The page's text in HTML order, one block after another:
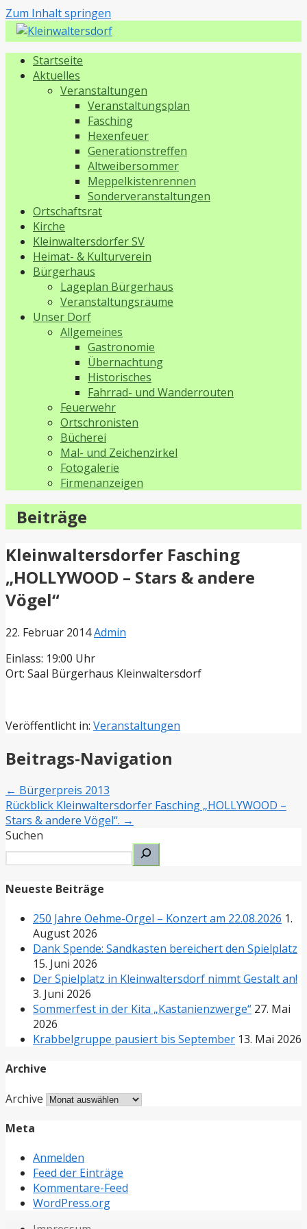
Zum Inhalt springen
Kleinwaltersdorf
Startseite
Aktuelles
Veranstaltungen
Veranstaltungsplan
Fasching
Hexenfeuer
Generationstreffen
Altweibersommer
Meppelkistenrennen
Sonderveranstaltungen
Ortschaftsrat
Kirche
Kleinwaltersdorfer SV
Heimat- & Kulturverein
Bürgerhaus
Lageplan Bürgerhaus
Veranstaltungsräume
Unser Dorf
Allgemeines
Gastronomie
Übernachtung
Historisches
Fahrrad- und Wanderrouten
Feuerwehr
Ortschronisten
Bücherei
Mal- und Zeichenzirkel
Fotogalerie
Firmenanzeigen
Beiträge
Kleinwaltersdorfer Fasching
„HOLLYWOOD – Stars & andere
Vögel“
22. Februar 2014Admin
Einlass: 19:00 Uhr
Ort: Saal Bürgerhaus Kleinwaltersdorf
Veröffentlicht in: Veranstaltungen
Beitrags-Navigation
← Bürgerpreis 2013
Rückblick Kleinwaltersdorfer Fasching „HOLLYWOOD –
Stars & andere Vögel“. →
Suchen
Neueste Beiträge
250 Jahre Oehme-Orgel – Konzert am 22.08.2026 1.
August 2026
Dank Spende: Sandkasten bereichert den Spielplatz
15. Juni 2026
Der Spielplatz in Kleinwaltersdorf nimmt Gestalt an!
3. Juni 2026
Sommerfest in der Kita „Kastanienzwerge“ 27. Mai
2026
Krabbelgruppe pausiert bis September 13. Mai 2026
Archive
Archive
Meta
Anmelden
Feed der Einträge
Kommentare-Feed
WordPress.org